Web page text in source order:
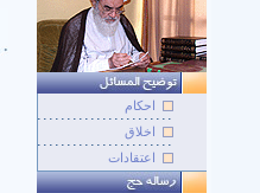
احکام
اخلاق
اعتقادات